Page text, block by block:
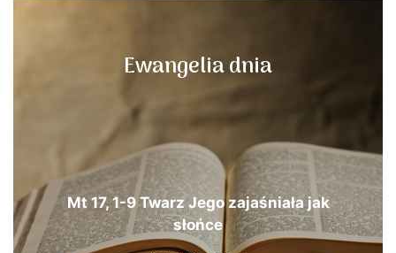
Ewangelia dnia
Mt 17, 1-9 Twarz Jego zajaśniała jak
słońce